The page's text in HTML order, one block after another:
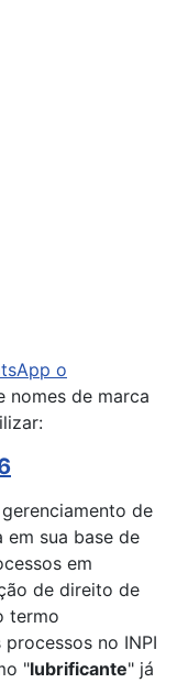
o
nomes de marca
de
em sua base de
em
de direito de
termo
no INPI
"lubrificante" já